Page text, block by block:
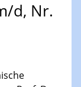
d, Nr.